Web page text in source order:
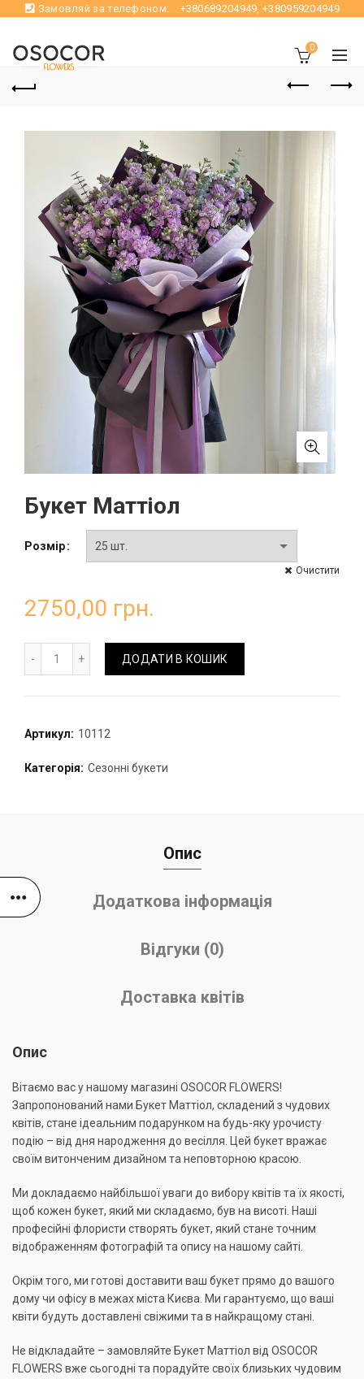
Замовляй за телефоном: +380689204949,+380959204949
0
Букет Маттіол
Розмір
Очистити
2750,00 грн.
Букет Маттіол кількість
ДОДАТИ В КОШИК
Артикул: 10112
Категорія: Сезонні букети
Опис
Додаткова інформація
Відгуки (0)
Доставка квітів
Опис
Вітаємо вас у нашому магазині OSOCOR FLOWERS!
Запропонований нами Букет Маттіол, складений з чудових
квітів, стане ідеальним подарунком на будь-яку урочисту
подію – від дня народження до весілля. Цей букет вражає
своїм витонченим дизайном та неповторною красою.
Ми докладаємо найбільшої уваги до вибору квітів та їх якості,
щоб кожен букет, який ми складаємо, був на висоті. Наші
професійні флористи створять букет, який стане точним
відображенням фотографій та опису на нашому сайті.
Окрім того, ми готові доставити ваш букет прямо до вашого
дому чи офісу в межах міста Києва. Ми гарантуємо, що ваші
квіти будуть доставлені свіжими та в найкращому стані.
Не відкладайте – замовляйте Букет Маттіол від OSOCOR
FLOWERS вже сьогодні та порадуйте своїх близьких чудовим